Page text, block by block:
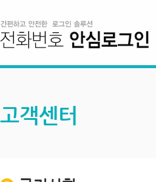
고객센터